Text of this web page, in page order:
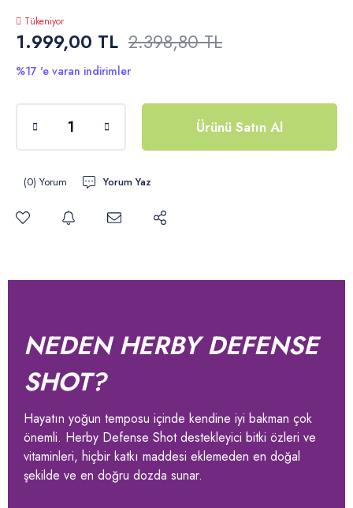
Tükeniyor
1.999,00 TL 2.398,80 TL
%17 'e varan indirimler
Ürünü Satın Al
(0) Yorum Yorum Yaz
NEDEN HERBY DEFENSE
SHOT?
Hayatın yoğun temposu içinde kendine iyi bakman çok
önemli. Herby Defense Shot destekleyici bitki özleri ve
vitaminleri, hiçbir katkı maddesi eklemeden en doğal
şekilde ve en doğru dozda sunar.